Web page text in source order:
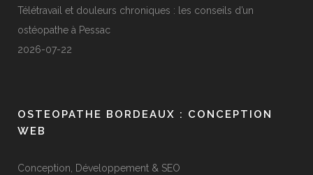
Télétravail et douleurs chroniques : les conseils d’un
ostéopathe à Pessac
2026-07-22
OSTEOPATHE BORDEAUX : CONCEPTION
WEB
Conception, Développement & SEO